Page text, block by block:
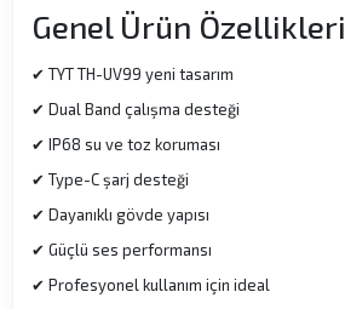
Genel Ürün Özellikleri
✔ TYT TH-UV99 yeni tasarım
✔ Dual Band çalışma desteği
✔ IP68 su ve toz koruması
✔ Type-C şarj desteği
✔ Dayanıklı gövde yapısı
✔ Güçlü ses performansı
✔ Profesyonel kullanım için ideal